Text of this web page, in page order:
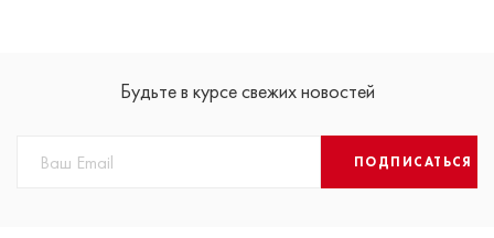
Будьте в курсе свежих новостей
ПОДПИСАТЬСЯ